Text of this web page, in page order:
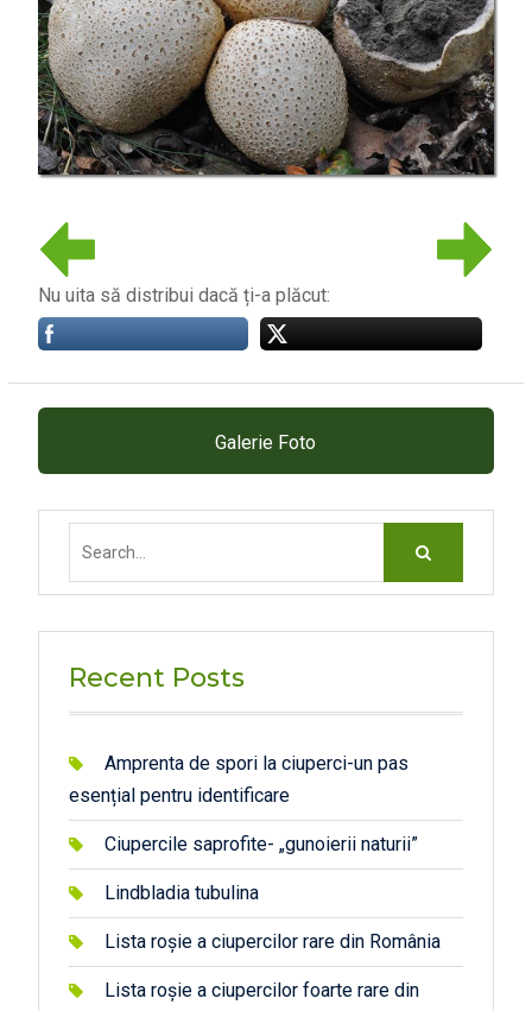
Nu uita să distribui dacă ți-a plăcut:
Galerie Foto
Recent Posts
Amprenta de spori la ciuperci-un pas
esențial pentru identificare
Ciupercile saprofite- „gunoierii naturii”
Lindbladia tubulina
Lista roșie a ciupercilor rare din România
Lista roșie a ciupercilor foarte rare din